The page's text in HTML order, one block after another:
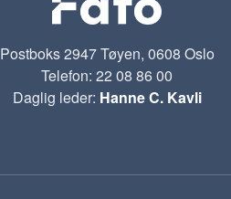
Postboks 2947 Tøyen, 0608 Oslo
Telefon: 22 08 86 00
Daglig leder: Hanne C. Kavli